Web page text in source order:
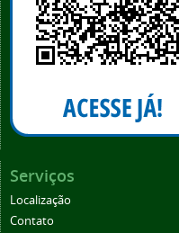
Serviços
Localização
Contato